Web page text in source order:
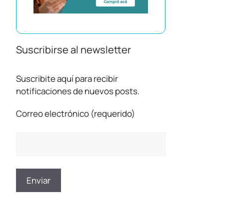
Suscribirse al newsletter
Suscribite aquí para recibir
notificaciones de nuevos posts.
Correo electrónico (requerido)